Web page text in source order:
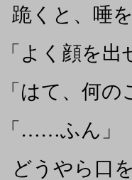
跪くと、唾
「よく顔を
「はて、何
「……ふん」
どうやら口